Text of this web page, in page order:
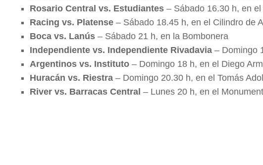
Rosario Central vs. Estudiantes – Sábado 16.30 h, en
Racing vs. Platense – Sábado 18.45 h, en el Cilindro de
Boca vs. Lanús – Sábado 21 h, en la Bombonera
Independiente vs. Independiente Rivadavia – Domingo
Argentinos vs. Instituto – Domingo 18 h, en el Diego
Huracán vs. Riestra – Domingo 20.30 h, en el Tomás
River vs. Barracas Central – Lunes 20 h, en el